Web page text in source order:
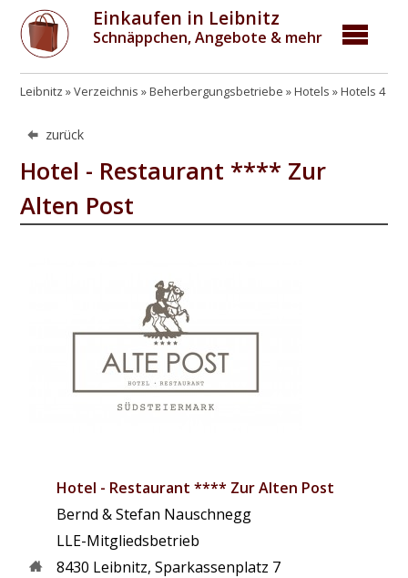
Einkaufen in Leibnitz
Schnäppchen, Angebote & mehr
Leibnitz Verzeichnis Beherbergungsbetriebe Hotels Hotels 4
zurück
Hotel - Restaurant **** Zur
Alten Post
Hotel - Restaurant **** Zur Alten Post
Bernd & Stefan Nauschnegg
LLE-Mitgliedsbetrieb
8430 Leibnitz,Sparkassenplatz 7